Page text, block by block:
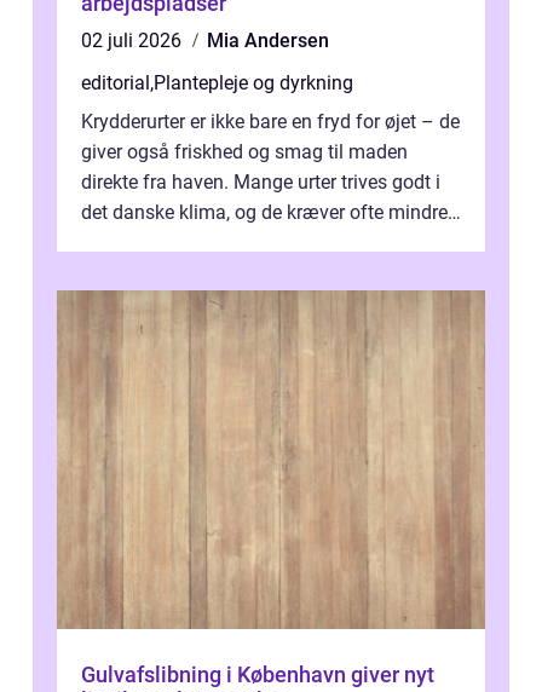
02 juli 2026
Mia Andersen
editorial,Plantepleje og dyrkning
Krydderurter er ikke bare en fryd for øjet – de
giver også friskhed og smag til maden
direkte fra haven. Mange urter trives godt i
det danske klima, og de kræver ofte mindre
Gulvafslibning i København giver nyt